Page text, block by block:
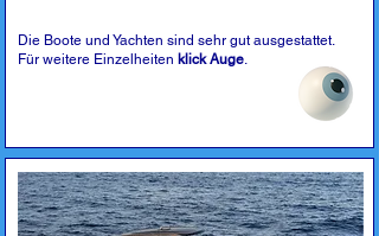
Die Boote und Yachten sind sehr gut ausgestattet.
Für weitere Einzelheiten klick Auge.